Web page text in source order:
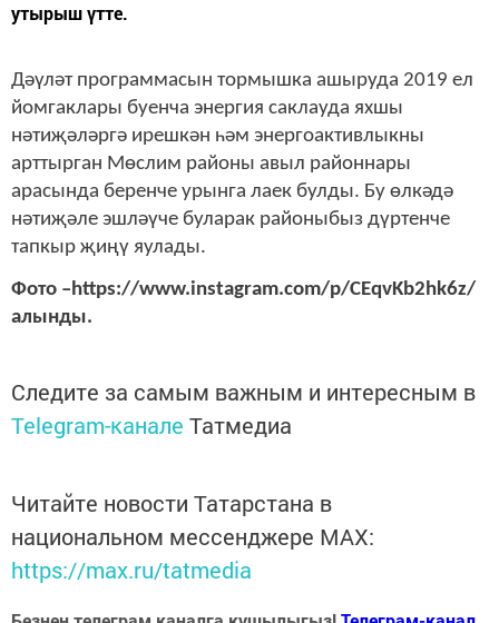
утырыш үтте.
Дәүләт программасын тормышка ашыруда 2019 ел
йомгаклары буенча энергия саклауда яхшы
нәтиҗәләргә ирешкән һәм энергоактивлыкны
арттырган Мөслим районы авыл районнары
арасында беренче урынга лаек булды. Бу өлкәдә
нәтиҗәле эшләүче буларак районыбыз дүртенче
тапкыр җиңү яулады.
Фото –https://www.instagram.com/p/CEqvKb2hk6z/
алынды.
Следите за самым важным и интересным в
Telegram-канале Татмедиа
Читайте новости Татарстана в
национальном мессенджере MАХ:
https://max.ru/tatmedia